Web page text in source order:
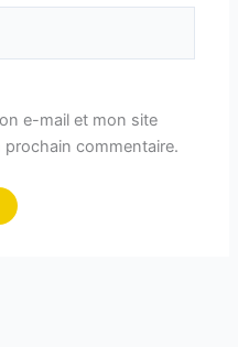
e-mail et mon site
commentaire.